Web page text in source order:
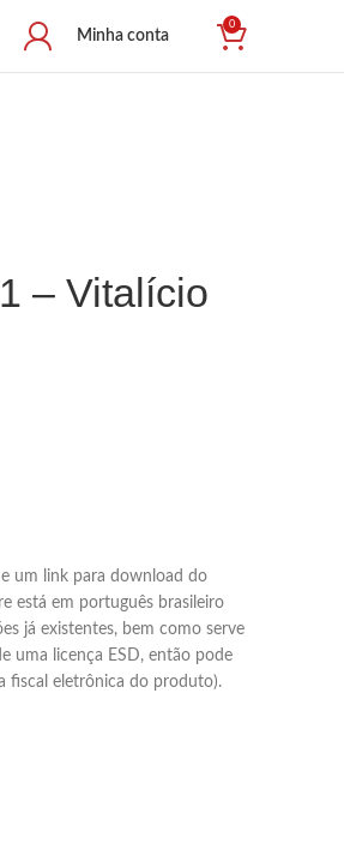
Minha conta
0
– Vitalício
um link para download do
está em português brasileiro
já existentes, bem como serve
uma licença ESD, então pode
fiscal eletrônica do produto).